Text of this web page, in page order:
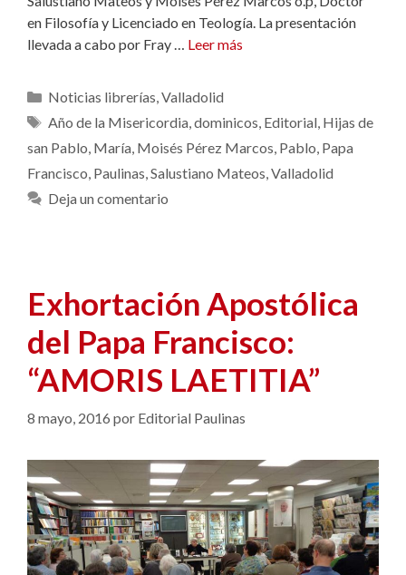
en Filosofía y Licenciado en Teología. La presentación
llevada a cabo por Fray … Leer más
Categorías
Noticias librerías,Valladolid
Etiquetas
Año de la Misericordia,dominicos, Editorial, Hijas de
san Pablo, María, Moisés Pérez Marcos, Pablo, Papa
Francisco, Paulinas,Salustiano Mateos,Valladolid
Deja un comentario
Exhortación Apostólica
del Papa Francisco:
“AMORIS LAETITIA”
8 mayo, 2016 por Editorial Paulinas